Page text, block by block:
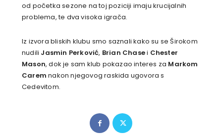
od početka sezone na toj poziciji imaju krucijalnih
problema, te dva visoka igrača.
Iz izvora bliskih klubu smo saznali kako su se Širokom
nudili Jasmin Perković, Brian Chasei Chester
Mason, dok je sam klub pokazao interes za Markom
Carem nakon njegovog raskida ugovora s
Cedevitom.